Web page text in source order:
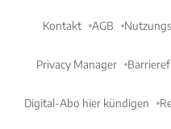
Kontakt AGB
Privacy Manager
Digital-Abo hier kündigen